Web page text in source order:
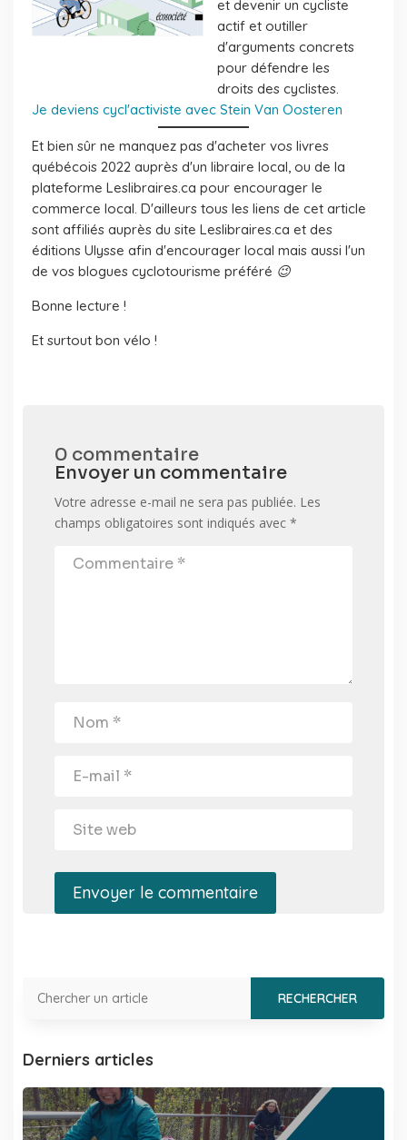
et devenir un cycliste
actif et outiller
d'arguments concrets
pour défendre les
droits des cyclistes.
Je deviens cycl'activiste avec Stein Van Oosteren
Et bien sûr ne manquez pas d'acheter vos livres
québécois 2022 auprès d'un libraire local, ou de la
plateforme Leslibraires.ca pour encourager le
commerce local. D'ailleurs tous les liens de cet article
sont affiliés auprès du site Leslibraires.ca et des
éditions Ulysse afin d'encourager local mais aussi l'un
de vos blogues cyclotourisme préféré 😉
Bonne lecture !
Et surtout bon vélo !
0 commentaire
Envoyer un commentaire
Votre adresse e-mail ne sera pas publiée. Les
champs obligatoires sont indiqués avec *
Envoyer le commentaire
Derniers articles